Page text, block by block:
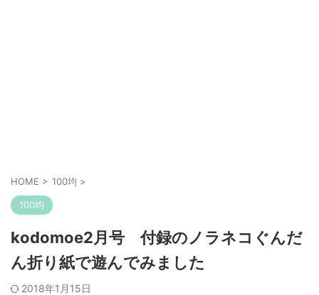
HOME > 100均 >
100均
kodomoe2月号 付録のノラネコぐんだ
ん折り紙で遊んでみました
2018年1月15日